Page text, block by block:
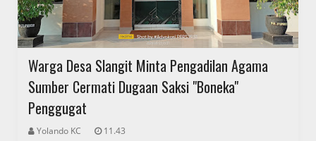
Warga Desa Slangit Minta Pengadilan Agama
Sumber Cermati Dugaan Saksi "Boneka"
Penggugat
Yolando KC 11.43